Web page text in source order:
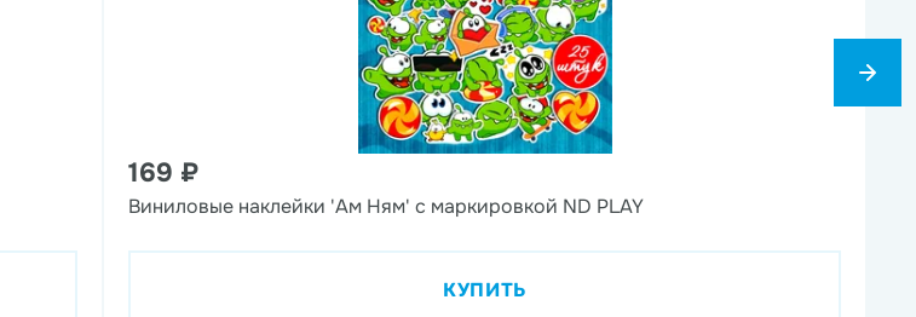
169 ₽
Виниловые наклейки 'Ам Ням' с маркировкой ND PLAY
КУПИТЬ